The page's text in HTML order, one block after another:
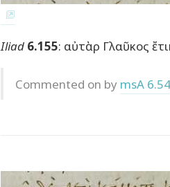
Iliad 6.155: αὐτὰρ Γλαῦκος
Commented on by msA 6.54